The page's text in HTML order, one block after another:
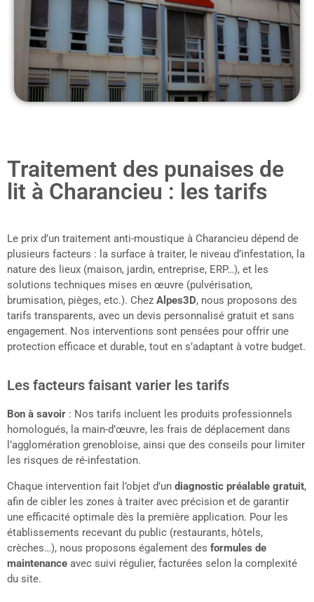
Traitement des punaises de
lit à Charancieu : les tarifs
Le prix d’un traitement anti-moustique à Charancieu dépend de
plusieurs facteurs : la surface à traiter, le niveau d’infestation, la
nature des lieux (maison, jardin, entreprise, ERP…), et les
solutions techniques mises en œuvre (pulvérisation,
brumisation, pièges, etc.). Chez Alpes3D, nous proposons des
tarifs transparents, avec un devis personnalisé gratuit et sans
engagement. Nos interventions sont pensées pour offrir une
protection efficace et durable, tout en s’adaptant à votre budget.
Les facteurs faisant varier les tarifs
Bon à savoir : Nos tarifs incluent les produits professionnels
homologués, la main-d’œuvre, les frais de déplacement dans
l’agglomération grenobloise, ainsi que des conseils pour limiter
les risques de ré-infestation.
Chaque intervention fait l’objet d’un diagnostic préalable gratuit,
afin de cibler les zones à traiter avec précision et de garantir
une efficacité optimale dès la première application. Pour les
établissements recevant du public (restaurants, hôtels,
crèches…), nous proposons également des formules de
maintenance avec suivi régulier, facturées selon la complexité
du site.